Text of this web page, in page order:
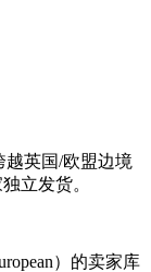
英国/欧盟边境
立发货。
）的卖家库